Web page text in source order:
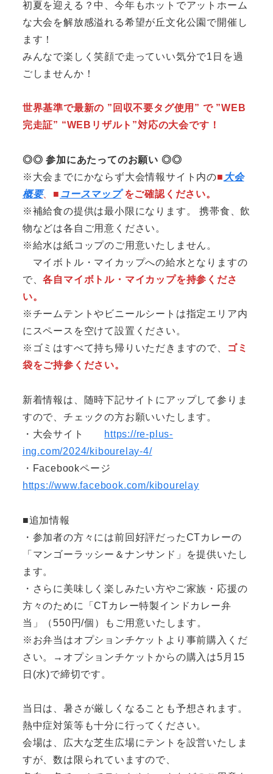
初夏を迎える？中、今年もホットでアットホーム
な大会を解放感溢れる希望が丘文化公園で開催し
ます！
みんなで楽しく笑顔で走っていい気分で1日を過
ごしませんか！
世界基準で最新の ”回収不要タグ使用” で ”WEB
完走証” “WEBリザルト”対応の大会です！
◎◎ 参加にあたってのお願い ◎◎
※大会までにかならず大会情報サイト内の■ 大会
概要、 ■ コースマップをご確認ください。
※補給食の提供は最小限になります。 携帯食、飲
物などは各自ご用意ください。
※給水は紙コップのご用意いたしません。
マイボトル・マイカップへの給水となりますの
で、各自マイボトル・マイカップを持参くださ
い。
※チームテントやビニールシートは指定エリア内
にスペースを空けて設置ください。
※ ゴミはすべて持ち帰りいただきますので、
ゴミ
袋をご持参ください。
新着情報は、随時下記サイトにアップして参りま
すので、チェックの方お願いいたします。
・大会サイト
https://re-plus-
ing.com/2024/kibourelay-4/
・Facebookページ
https://www.facebook.com/kibourelay
■追加情報
・参加者の方々には前回好評だったCTカレーの
「マンゴーラッシー＆ナンサンド」を提供いたし
ます。
・さらに美味しく楽しみたい方やご家族・応援の
方々のために「CTカレー特製インドカレー弁
当」（550円/個）もご用意いたします。
※お弁当はオプションチケットより事前購入くだ
さい。→オプションチケットからの購入は5月15
日(水)で締切です。
当日は、暑さが厳しくなることも予想されます。
熱中症対策等も十分に行ってください。
会場は、広大な芝生広場にテントを設営いたしま
すが、数は限られていますので、